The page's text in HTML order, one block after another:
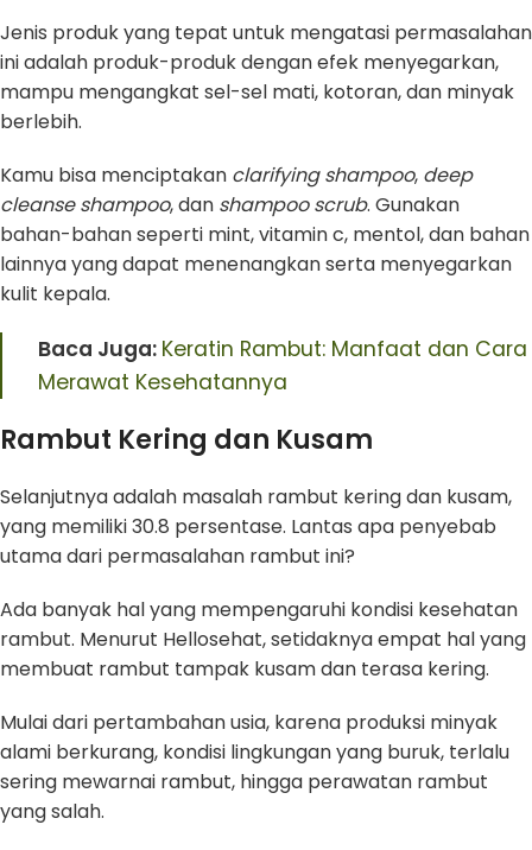
Jenis produk yang tepat untuk mengatasi permasalahan
ini adalah produk-produk dengan efek menyegarkan,
mampu mengangkat sel-sel mati, kotoran, dan minyak
berlebih.
Kamu bisa menciptakan clarifying shampoo, deep
cleanse shampoo, dan shampoo scrub. Gunakan
bahan-bahan seperti mint, vitamin c, mentol, dan bahan
lainnya yang dapat menenangkan serta menyegarkan
kulit kepala.
Baca Juga: Keratin Rambut: Manfaat dan Cara
Merawat Kesehatannya
Rambut Kering dan Kusam
Selanjutnya adalah masalah rambut kering dan kusam,
yang memiliki 30.8 persentase. Lantas apa penyebab
utama dari permasalahan rambut ini?
Ada banyak hal yang mempengaruhi kondisi kesehatan
rambut. Menurut Hellosehat, setidaknya empat hal yang
membuat rambut tampak kusam dan terasa kering.
Mulai dari pertambahan usia, karena produksi minyak
alami berkurang, kondisi lingkungan yang buruk, terlalu
sering mewarnai rambut, hingga perawatan rambut
yang salah.